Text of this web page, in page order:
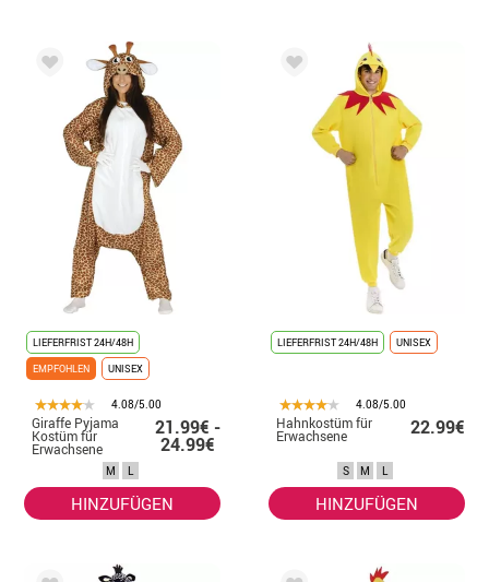
LIEFERFRIST 24H/48H
EMPFOHLEN
UNISEX
4.08/5.00
Giraffe Pyjama
Kostüm für
Erwachsene
21.99€ -
24.99€
M L
HINZUFÜGEN
LIEFERFRIST 24H/48H UNISEX
4.08/5.00
Hahnkostüm für
Erwachsene 22.99€
S M L
HINZUFÜGEN